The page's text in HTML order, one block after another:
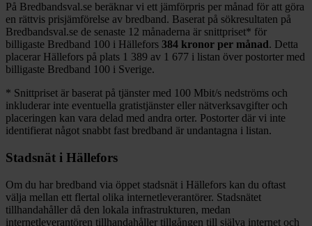
På Bredbandsval.se beräknar vi ett jämförpris per månad för att göra
en rättvis prisjämförelse av bredband. Baserat på sökresultaten på
Bredbandsval.se de senaste 12 månaderna är snittpriset* för
billigaste Bredband 100 i Hällefors 384 kronor per månad. Detta
placerar Hällefors på plats 1 389 av 1 677 i listan över postorter med
billigaste Bredband 100 i Sverige.
* Snittpriset är baserat på tjänster med 100 Mbit/s nedströms och
inkluderar inte eventuella gratistjänster eller nätverksavgifter och
placeringen kan vara delad med andra orter. Postorter där vi inte
identifierat något snabbt fast bredband är undantagna i listan.
Stadsnät i Hällefors
Om du har bredband via öppet stadsnät i Hällefors kan du oftast
välja mellan ett flertal olika internetleverantörer. Stadsnätet
tillhandahåller då den lokala infrastrukturen, medan
internetleverantören tillhandahåller tillgången till själva internet och